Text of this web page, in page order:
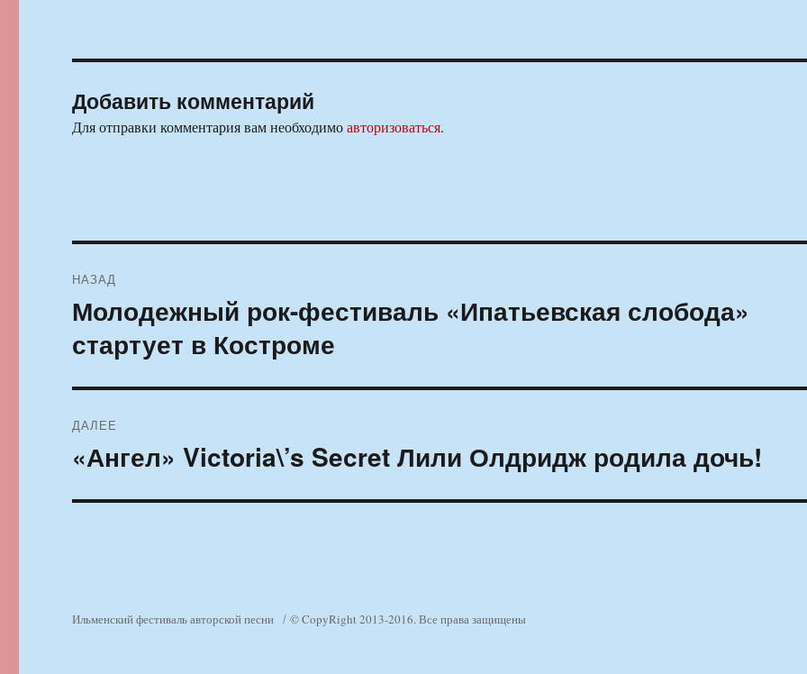
Добавить комментарий
Для отправки комментария вам необходимоавторизоваться.
по
записям
НАЗАД
Предыдущая
Молодежный рок-фестиваль «Ипатьевская слобода»
стартует в Костроме
ДАЛЕЕ
Следующая
«Ангел» Victoria\’s Secret Лили Олдридж родила дочь!
Ильменский фестиваль авторской песни © CopyRight 2013-2016. Все права защищены